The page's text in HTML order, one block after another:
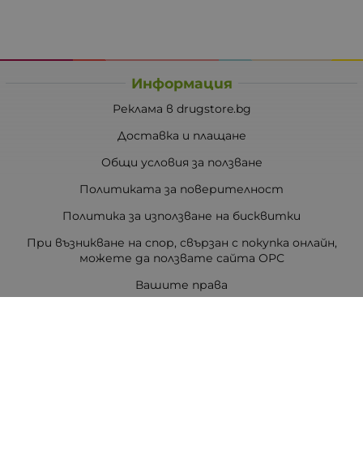
Информация
Реклама в drugstore.bg
Доставка и плащане
Общи условия за ползване
Политиката за поверителност
Политика за използване на бисквитки
При възникване на спор, свързан с покупка онлайн,
можете да ползвате сайта ОРС
Вашите права